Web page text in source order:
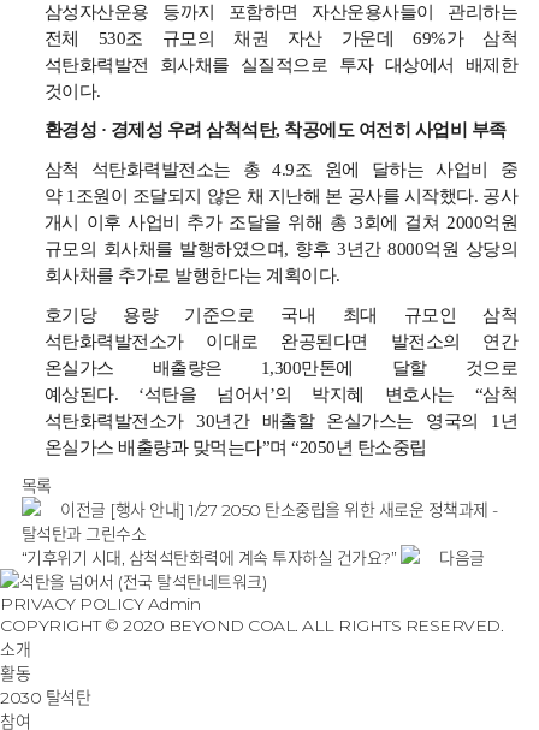
삼성자산운용
등까지 포함하면 자산운용사들이
관리하는
전체
530조 규모의 채권 자산 가운데 69%가
삼척
석탄화력발전
회사채를 실질적으로 투자 대상에서
배제한
것이다.
환경성 · 경제성 우려 삼척석탄, 착공에도 여전히 사업비 부족
삼척 석탄화력발전소는 총 4.9조 원에 달하는 사업비
중
약1 조원이 조달되지 않은 채 지난해 본 공사를 시작했다. 공사
개시
이후 사업비 추가 조달을 위해 총 3회에 걸쳐 2000억원
규모의
회사채를 발행하였으며, 향후 3년간8000억원 상당의
회사채를 추가로 발행한다는 계획이다.
호기당 용량 기준으로 국내 최대 규모인
삼척
석탄화력발전소가
이대로 완공된다면 발전소의
연간
온실가스
배출량은 1,300만톤에 달할
것으로
예상된다. ‘석탄을 넘어서’의 박지혜 변호사는 “삼척
석탄화력발전소가30년간 배출할 온실가스는 영국의 1 년
온실가스 배출량과 맞먹는다”며 “2050년 탄소중립
목록
이전글 [행사 안내] 1/27 2050 탄소중립을 위한 새로운 정책과제 -
탈석탄과 그린수소
“기후위기 시대, 삼척석탄화력에 계속 투자하실 건가요?”
다음글
PRIVACY POLICY Admin
COPYRIGHT © 2020 BEYOND COAL. ALL RIGHTS RESERVED.
소개
활동
2030 탈석탄
참여